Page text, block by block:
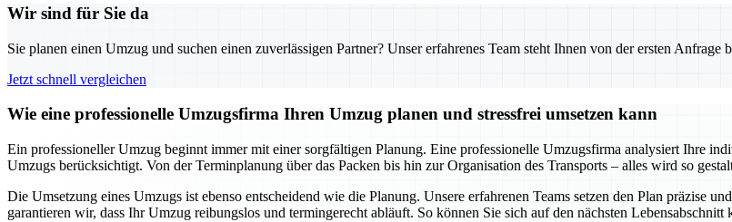
Wir sind für Sie da
Sie planen einen Umzug und suchen einen zuverlässigen Partner? Unser erfahrenes Team steht Ihnen von der ersten
Jetzt schnell vergleichen
Wie eine professionelle Umzugsfirma Ihren Umzug planen und stressfrei umsetzen kann
Ein professioneller Umzug beginnt immer mit einer sorgfältigen Planung. Eine professionelle Umzugsfirma analysiert Ihre
Umzugs berücksichtigt. Von der Terminplanung über das Packen bis hin zur Organisation des Transports – alles wird so
Die Umsetzung eines Umzugs ist ebenso entscheidend wie die Planung. Unsere erfahrenen Teams setzen den Plan präzise
garantieren wir, dass Ihr Umzug reibungslos und termingerecht abläuft. So können Sie sich auf den nächsten